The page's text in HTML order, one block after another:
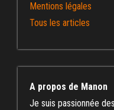
Mentions légales
Tous les articles
A propos de Manon
Je suis passionnée